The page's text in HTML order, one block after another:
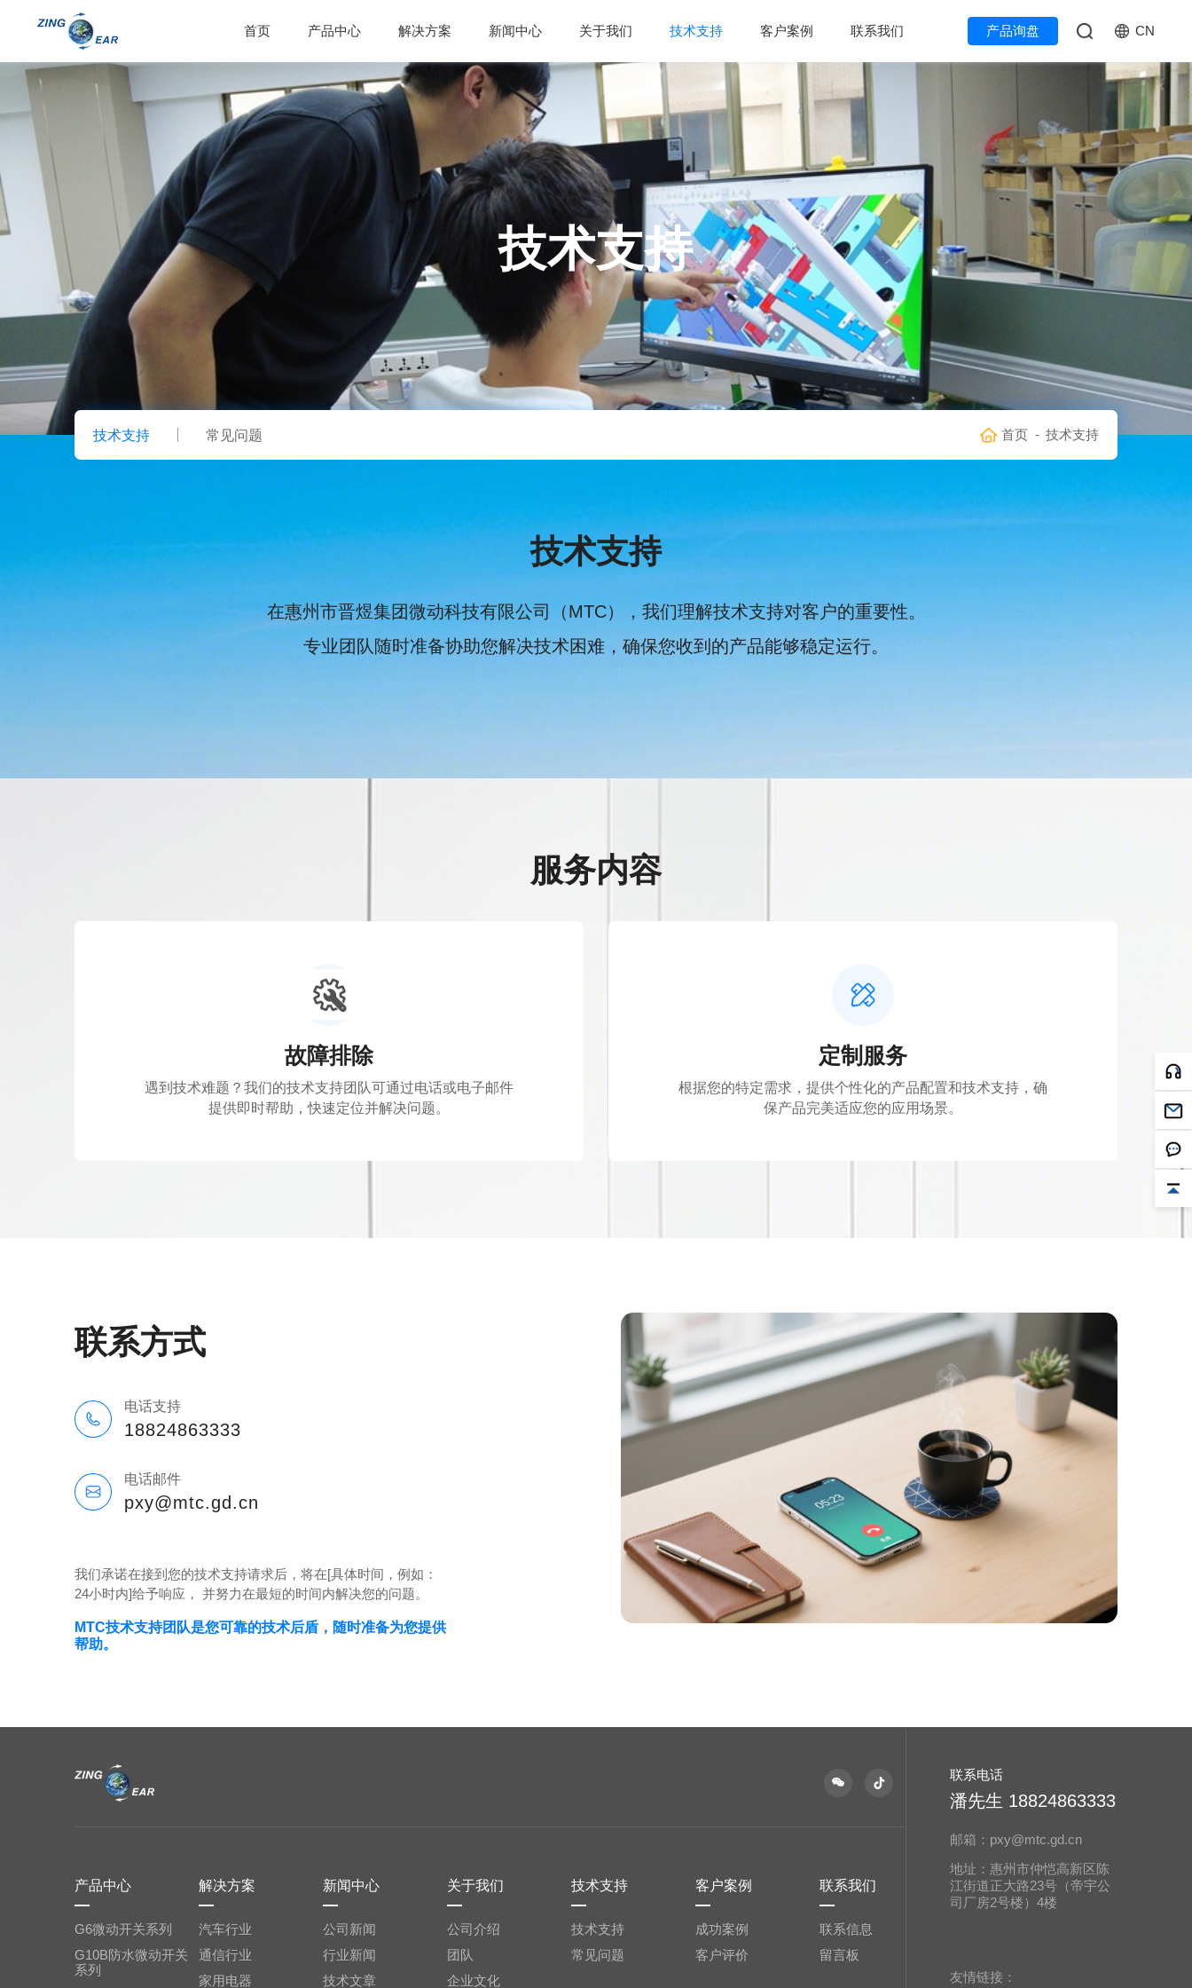
首页 产品中心 解决方案 新闻中心 关于我们 技术支持 客户案例 联系我们 产品询盘 CN
技术支持
技术支持 常见问题 首页 - 技术支持
技术支持
在惠州市晋煜集团微动科技有限公司（MTC），我们理解技术支持对客户的重要性。
专业团队随时准备协助您解决技术困难，确保您收到的产品能够稳定运行。
服务内容
故障排除
提供即时帮助，快速定位并解决问题。
定制服务
保产品完美适应您的应用场景。
联系方式
电话支持
18824863333
电话邮件
pxy@mtc.gd.cn
24小时内]给予响应， 并努力在最短的时间内解决您的问题。
帮助。
产品中心
G6微动开关系列
系列
解决方案
汽车行业
通信行业
家用电器
新闻中心
公司新闻
行业新闻
技术文章
关于我们
公司介绍
团队
企业文化
技术支持
技术支持
常见问题
客户案例
成功案例
客户评价
联系我们
联系信息
留言板
联系电话
潘先生 18824863333
邮箱：pxy@mtc.gd.cn
司厂房2号楼）4楼
友情链接：